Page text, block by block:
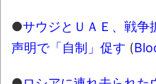
YouTubeの広告
りスプレー”が詐欺
「ヤニねこ 13」「
●サウジとＵＡＥ、戦争
声明で「自制」促す (